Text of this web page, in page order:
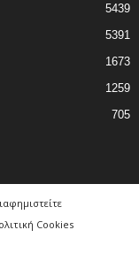
5439
5391
1673
1259
705
Cookies